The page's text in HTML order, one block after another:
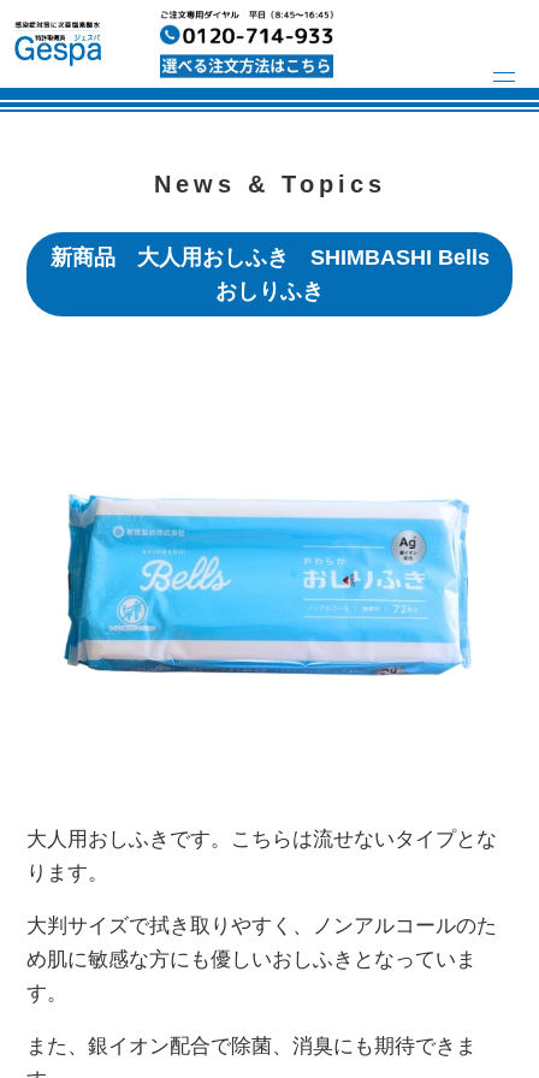
News & Topics
新商品 大人用おしふき SHIMBASHI Bells
おしりふき
大人用おしふきです。こちらは流せないタイプとな
ります。
大判サイズで拭き取りやすく、ノンアルコールのた
め肌に敏感な方にも優しいおしふきとなっていま
す。
また、銀イオン配合で除菌、消臭にも期待できま